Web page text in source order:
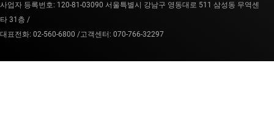
사업자 등록번호: 120-81-03090 서울특별시 강남구 영동대로 511 삼성동 무역센
타 31층 /
대표전화: 02-560-6800 /고객센터: 070-766-32297